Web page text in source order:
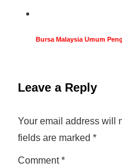
Bursa Malaysia Umum
Leave a Reply
Your email address will
fields are marked *
Comment*